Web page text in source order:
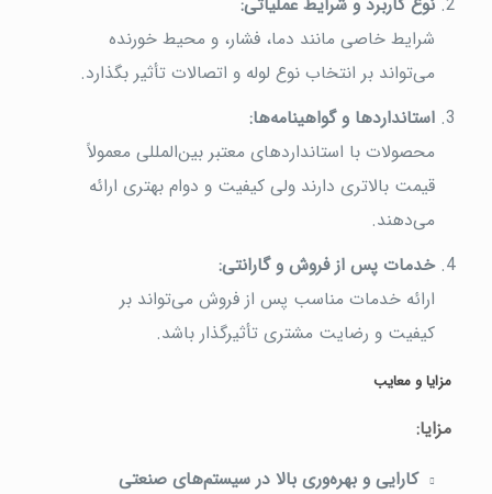
شرایط خاصی مانند دما، فشار، و محیط خورنده
می‌تواند بر انتخاب نوع لوله و اتصالات تأثیر بگذارد.
استانداردها و گواهینامه‌ها:
محصولات با استانداردهای معتبر بین‌المللی معمولاً
قیمت بالاتری دارند ولی کیفیت و دوام بهتری ارائه
می‌دهند.
خدمات پس از فروش و گارانتی:
ارائه خدمات مناسب پس از فروش می‌تواند بر
کیفیت و رضایت مشتری تأثیرگذار باشد.
مزایا و معایب
مزایا:
کارایی و بهره‌وری بالا در سیستم‌های صنعتی